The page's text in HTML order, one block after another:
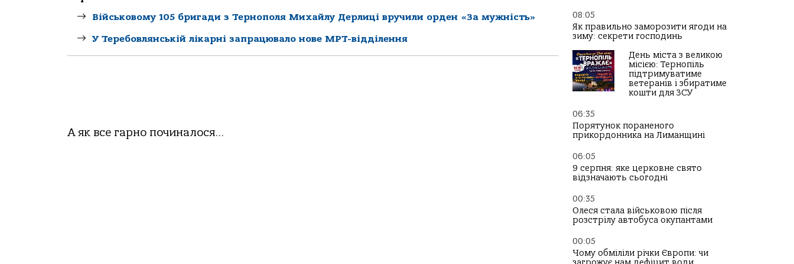
Військовому 105 бригади з Тернополя Михайлу Дерлиці вручили орден «За мужність»
У Теребовлянській лікарні запрацювало нове МРТ-відділення
А як все гарно починалося…
08:05
Як правильно заморозити ягоди на
зиму: секрети господинь
День міста з великою
місією: Тернопіль
підтримуватиме
ветеранів і збиратиме
кошти для ЗСУ
06:35
Порятунок пораненого
прикордонника на Лиманщині
06:05
9 серпня: яке церковне свято
відзначають сьогодні
00:35
Олеся стала військовою після
розстрілу автобуса окупантами
00:05
Чому обміліли річки Європи: чи